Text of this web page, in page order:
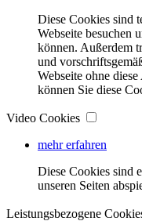
Diese Cookies sind
Webseite besuchen
können. Außerdem
und
Webseite ohne
können Sie diese
Video Cookies
mehr erfahren
Diese Cookies sind
unseren Seiten
Leistungsbezogene